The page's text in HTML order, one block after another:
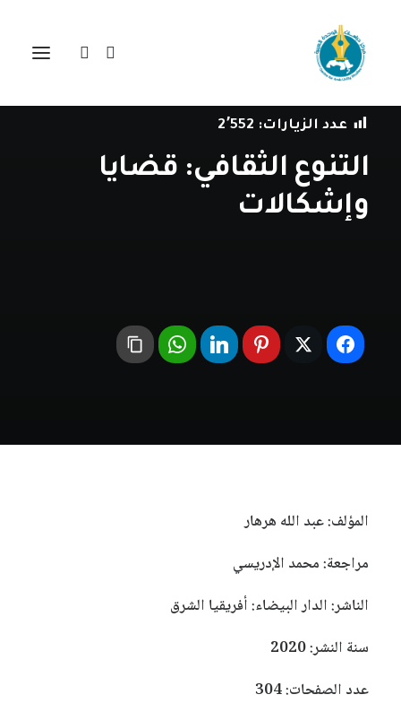
فيمراجعة اصدارات
عدد الزيارات: 2٬552
التنوع الثقافي: قضايا
وإشكالات
المؤلف: عبد الله هرهار
مراجعة: محمد الإدريسي
الناشر: الدار البيضاء: أفريقيا الشرق
سنة النشر: 2020
عدد الصفحات: 304